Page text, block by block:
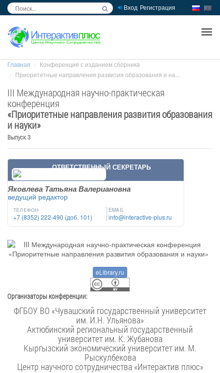
Вход Регистрация
Главная
Конференция с изданием сборника
Приоритетные направления развития образования и на...
III Международная научно-практическая
конференция
«Приоритетные направления развития образования
и науки»
Выпуск 3
ОТВЕТСТВЕННЫЙ СЕКРЕТАРЬ
Яковлева Татьяна Валериановна
ведущий редактор
ТЕЛЕФОН
+7 (8352) 222-490 (доб. 101)
EMAIL
info@interactive-plus.ru
eLibrary.ru
Организаторы конференции:
ФГБОУ ВО «Чувашский государственный университет
им. И.Н. Ульянова»
Актюбинский региональный государственный
университет им. К. Жубанова
Кыргызский экономический университет им. М.
Рыскулбекова
Центр научного сотрудничества «Интерактив плюс»